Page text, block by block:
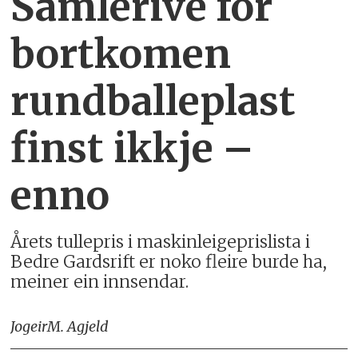
bortkomen
rundballeplast
finst ikkje –
enno
Årets tullepris i maskinleigeprislista i
Bedre Gardsrift er noko fleire burde ha,
meiner ein innsendar.
JogeirM. Agjeld